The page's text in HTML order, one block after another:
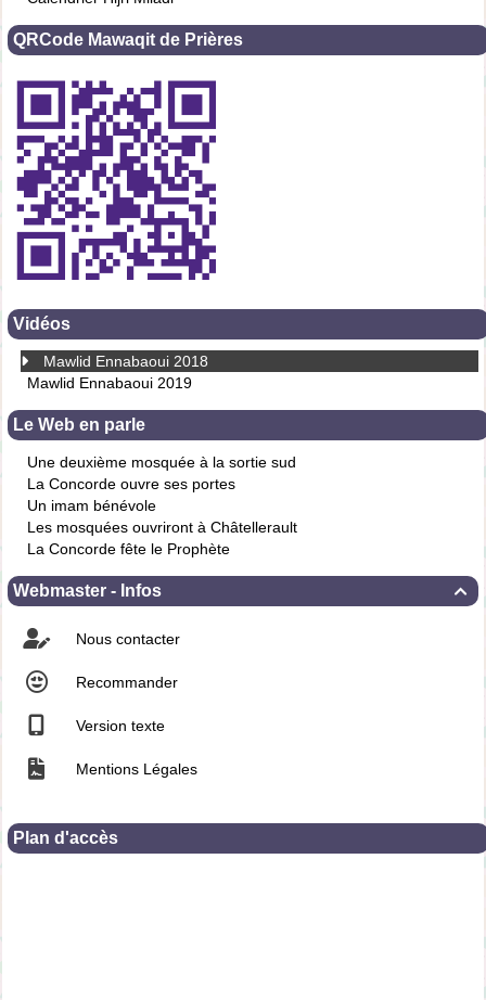
QRCode Mawaqit de Prières
Vidéos
Mawlid Ennabaoui 2018
Mawlid Ennabaoui 2019
Le Web en parle
Une deuxième mosquée à la sortie sud
La Concorde ouvre ses portes
Un imam bénévole
Les mosquées ouvriront à Châtellerault
La Concorde fête le Prophète

Webmaster - Infos
Nous contacter
Recommander
Version texte
Mentions Légales
Plan d'accès